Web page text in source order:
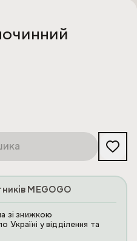
MEGOGO
зі знижкою
у відділення та